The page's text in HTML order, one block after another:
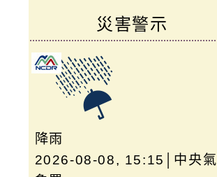
災害警示
降雨
2026-08-08, 15:15│中央氣